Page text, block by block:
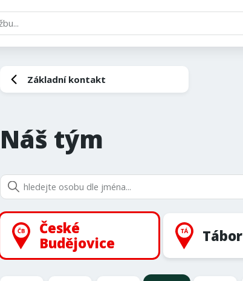
Základní kontakt
Náš tým
České
Budějovice
Tábor